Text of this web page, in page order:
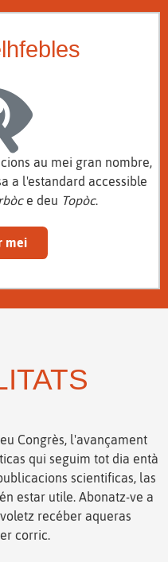
au mei gran nombre,
a l'estandard accessible
e deu Topòc.
mei
Congrès, l'avançament
qui seguim tot dia entà
scientificas, las
estar utile. Abonatz-ve a
recéber aqueras
corric.